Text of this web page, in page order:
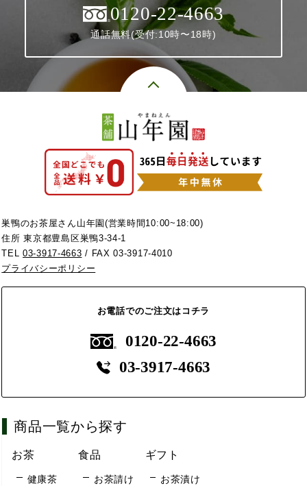
0120-22-4663
通話無料(受付:10時〜18時)
巣鴨のお茶屋さん山年園(営業時間10:00~18:00)
住所 東京都豊島区巣鴨3-34-1
TEL03-3917-4663 / FAX 03-3917-4010
プライバシーポリシー
お電話でのご注文はコチラ
0120-22-4663
03-3917-4663
商品一覧から探す
お茶
健康茶
食品
お茶請け
ギフト
お茶漬け